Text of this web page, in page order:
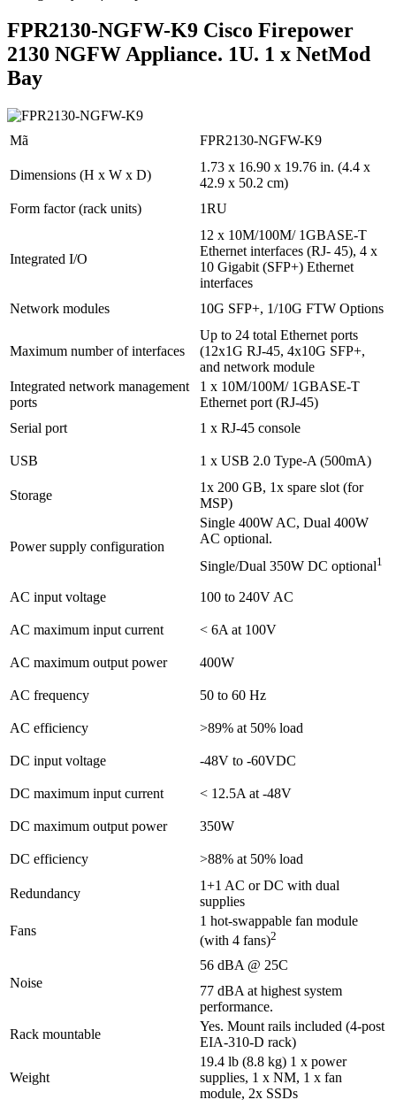
FPR2130-NGFW-K9 Cisco Firepower
2130 NGFW Appliance. 1U. 1 x NetMod
Bay
Mã FPR2130-NGFW-K9
Dimensions (H x W x D)
1.73 x 16.90 x 19.76 in. (4.4 x
42.9 x 50.2 cm)
Form factor (rack units)
1RU
Integrated I/O
12 x 10M/100M/ 1GBASE-T
Ethernet interfaces (RJ- 45), 4 x
10 Gigabit (SFP+) Ethernet
interfaces
Network modules
10G SFP+, 1/10G FTW Options
Maximum number of interfaces
Up to 24 total Ethernet ports
(12x1G RJ-45, 4x10G SFP+,
and network module
Integrated network management
ports
1 x 10M/100M/ 1GBASE-T
Ethernet port (RJ-45)
Serial port
1 x RJ-45 console
USB 1 x USB 2.0 Type-A (500mA)
Storage
1x 200 GB, 1x spare slot (for
MSP)
Power supply configuration
Single 400W AC, Dual 400W
AC optional.
Single/Dual 350W DC optional1
AC input voltage 100 to 240V AC
AC maximum input current < 6A at 100V
AC maximum output power 400W
AC frequency 50 to 60 Hz
AC efficiency >89% at 50% load
DC input voltage -48V to -60VDC
DC maximum input current < 12.5A at -48V
DC maximum output power 350W
DC efficiency >88% at 50% load
Redundancy
1+1 AC or DC with dual
supplies
Fans
1 hot-swappable fan module
(with 4 fans)2
Noise
56 dBA @ 25C
77 dBA at highest system
performance.
Rack mountable
Yes. Mount rails included (4-post
EIA-310-D rack)
Weight
19.4 lb (8.8 kg) 1 x power
supplies, 1 x NM, 1 x fan
module, 2x SSDs